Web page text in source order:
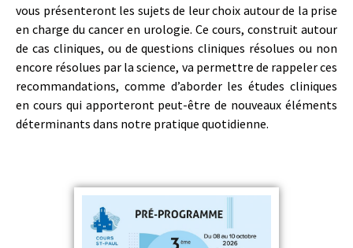
vous présenteront les sujets de leur choix autour de la prise
en charge du cancer en urologie. Ce cours, construit autour
de cas cliniques, ou de questions cliniques résolues ou non
encore résolues par la science, va permettre de rappeler ces
recommandations, comme d’aborder les études cliniques
en cours qui apporteront peut-être de nouveaux éléments
déterminants dans notre pratique quotidienne.